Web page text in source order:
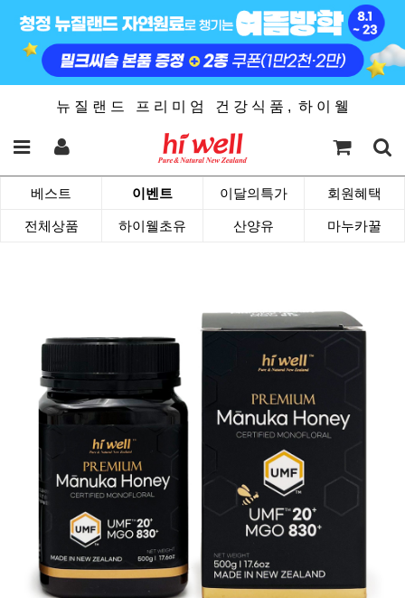
뉴 질 랜 드 프 리 미 엄 건 강 식 품 , 하 이 웰
베스트 이벤트 이달의특가 회원혜택
전체상품 하이웰초유 산양유 마누카꿀